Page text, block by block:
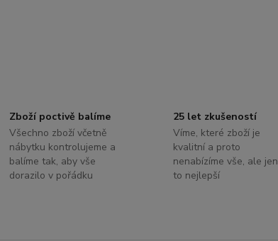
Zboží poctivě balíme
Všechno zboží včetně
nábytku kontrolujeme a
balíme tak, aby vše
dorazilo v pořádku
25 let zkušeností
Víme, které zboží je
kvalitní a proto
nenabízíme vše, ale jen
to nejlepší